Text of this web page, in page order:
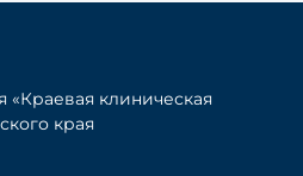
клиническая
края